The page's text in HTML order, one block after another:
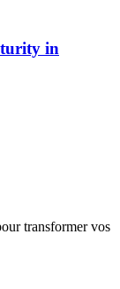
in
transformer vos